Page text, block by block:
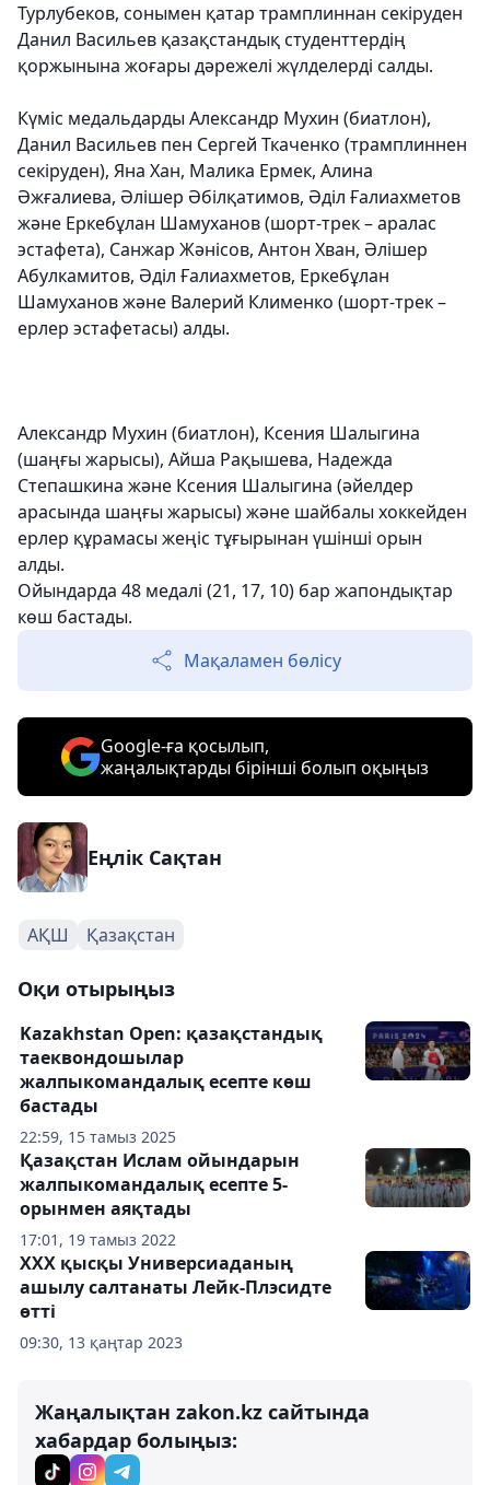
Турлубеков, сонымен қатар трамплиннан секіруден
Данил Васильев қазақстандық студенттердің
қоржынына жоғары дәрежелі жүлделерді салды.
Күміс медальдарды Александр Мухин (биатлон),
Данил Васильев пен Сергей Ткаченко (трамплиннен
секіруден), Яна Хан, Малика Ермек, Алина
Әжғалиева, Әлішер Әбілқатимов, Әділ Ғалиахметов
және Еркебұлан Шамуханов (шорт-трек – аралас
эстафета), Санжар Жәнісов, Антон Хван, Әлішер
Абулкамитов, Әділ Ғалиахметов, Еркебұлан
Шамуханов және Валерий Клименко (шорт-трек –
ерлер эстафетасы) алды.
Александр Мухин (биатлон), Ксения Шалыгина
(шаңғы жарысы), Айша Рақышева, Надежда
Степашкина және Ксения Шалыгина (әйелдер
арасында шаңғы жарысы) және шайбалы хоккейден
ерлер құрамасы жеңіс тұғырынан үшінші орын
алды.
Ойындарда 48 медалі (21, 17, 10) бар жапондықтар
көш бастады.
Мақаламен бөлісу
Google-ға қосылып,
жаңалықтарды бірінші болып оқыңыз
Еңлік Сақтан
АҚШ Қазақстан
Оқи отырыңыз
22:59, 15 тамыз 2025
Kazakhstan Open: қазақстандық
таеквондошылар
жалпыкомандалық есепте көш
бастады
17:01, 19 тамыз 2022
Қазақстан Ислам ойындарын
жалпыкомандалық есепте 5-
орынмен аяқтады
09:30, 13 қаңтар 2023
ХХХ қысқы Универсиаданың
ашылу салтанаты Лейк-Плэсидте
өтті
Жаңалықтан zakon.kz сайтында
хабардар болыңыз: